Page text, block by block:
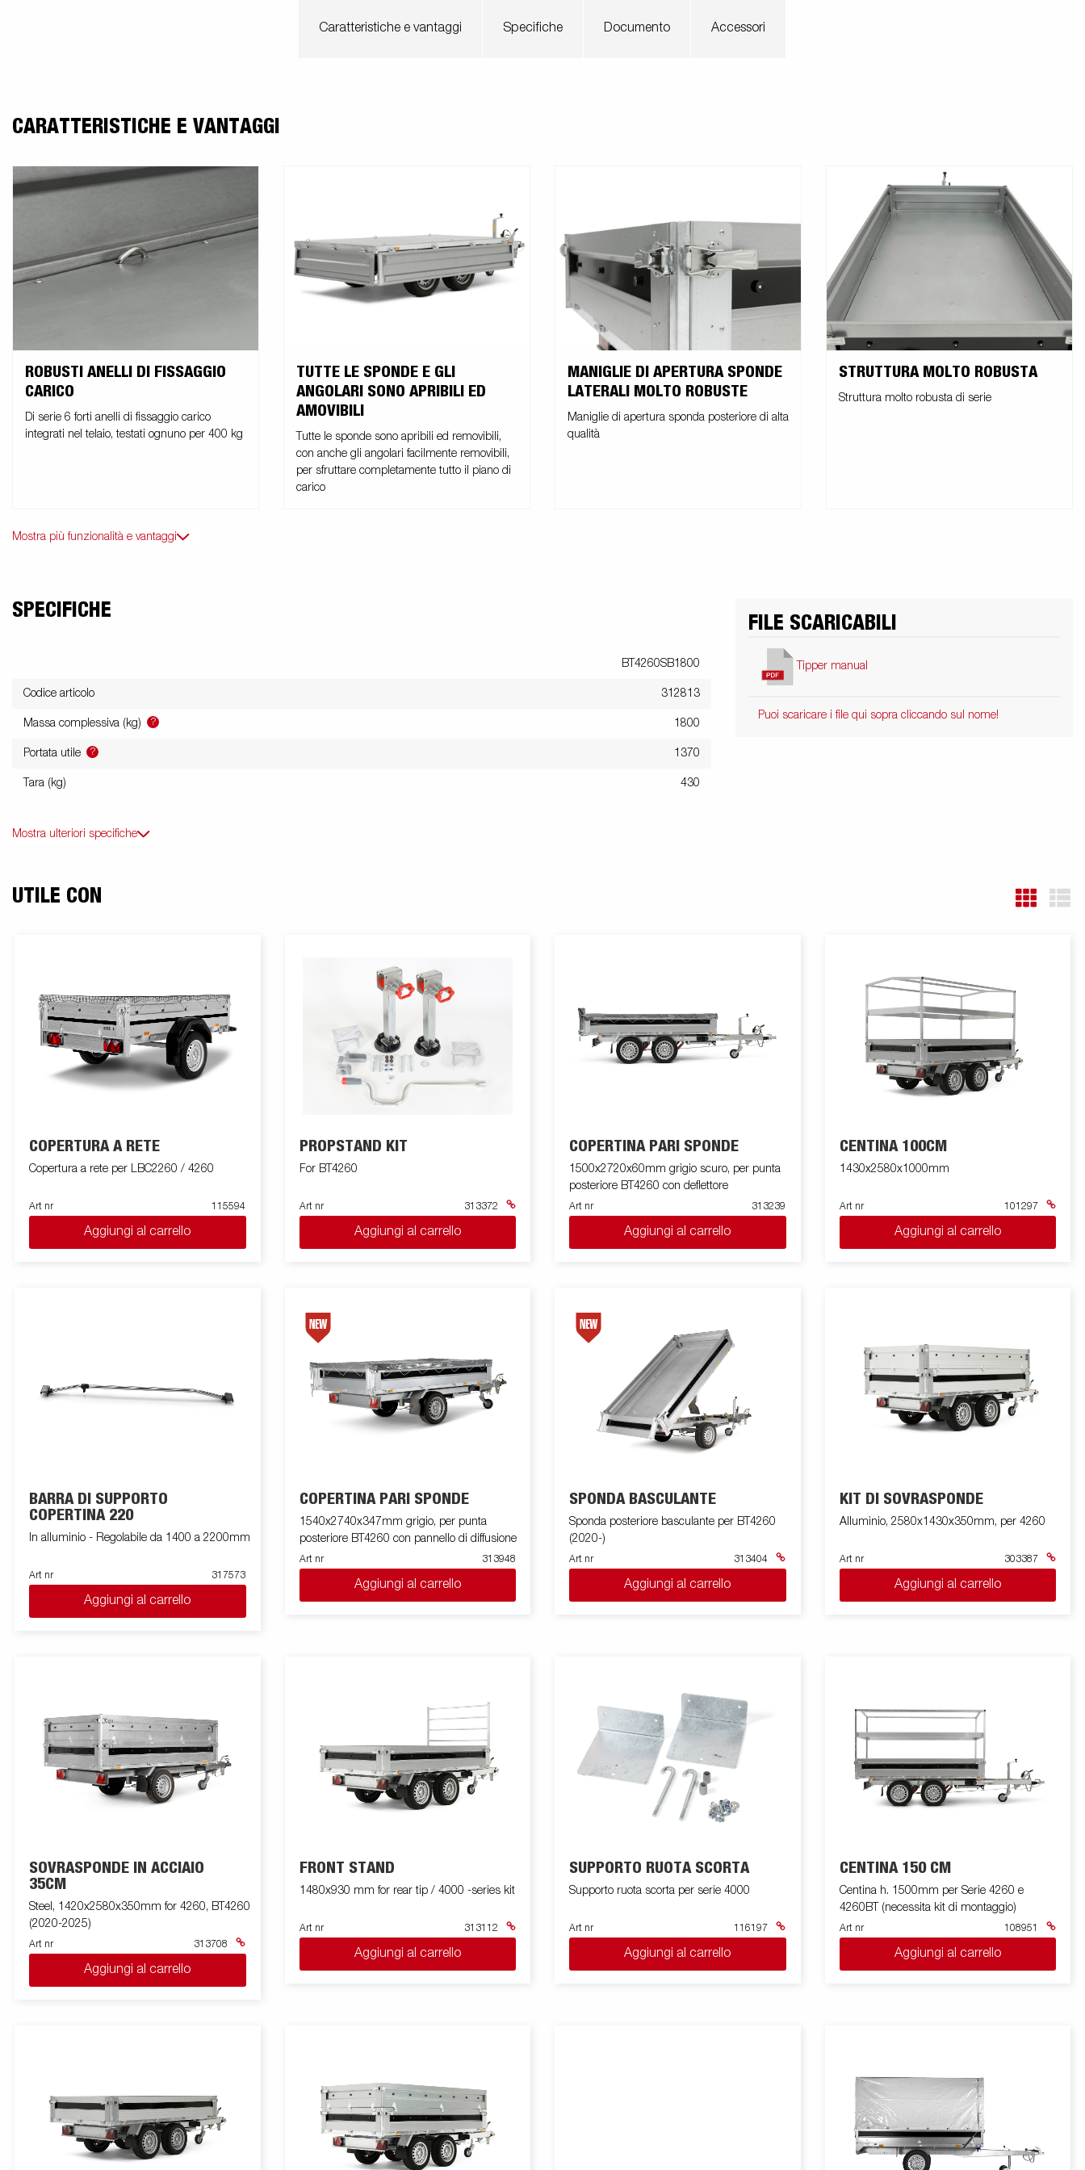
Caratteristiche e vantaggi Specifiche Documento Accessori
CARATTERISTICHE E VANTAGGI
ROBUSTI ANELLI DI FISSAGGIO
CARICO
Di serie 6 forti anelli di fissaggio carico
integrati nel telaio, testati ognuno per 400 kg
TUTTE LE SPONDE E GLI
ANGOLARI SONO APRIBILI ED
AMOVIBILI
Tutte le sponde sono apribili ed removibili,
con anche gli angolari facilmente removibili,
per sfruttare completamente tutto il piano di
carico
MANIGLIE DI APERTURA SPONDE
LATERALI MOLTO ROBUSTE
Maniglie di apertura sponda posteriore di alta
qualità
STRUTTURA MOLTO ROBUSTA
Struttura molto robusta di serie
Mostra più funzionalità e vantaggi
SPECIFICHE
BT4260SB1800
Codice articolo 312813
Massa complessiva (kg) ? 1800
Portata utile ? 1370
Tara (kg) 430
Mostra ulteriori specifiche
FILE SCARICABILI
Tipper manual
Puoi scaricare i file qui sopra cliccando sul nome!
UTILE CON
COPERTURA A RETE
Copertura a rete per LBC2260 / 4260
Art nr 115594
Aggiungi al carrello
PROPSTAND KIT
For BT4260
Art nr 313372
Aggiungi al carrello
COPERTINA PARI SPONDE
1500x2720x60mm grigio scuro, per punta
posteriore BT4260 con deflettore
Art nr 313239
Aggiungi al carrello
CENTINA 100CM
1430x2580x1000mm
Art nr 101297
Aggiungi al carrello
BARRA DI SUPPORTO
COPERTINA 220
In alluminio - Regolabile da 1400 a 2200mm
Art nr 317573
Aggiungi al carrello
COPERTINA PARI SPONDE
1540x2740x347mm grigio, per punta
posteriore BT4260 con pannello di diffusione
Art nr 313948
Aggiungi al carrello
SPONDA BASCULANTE
Sponda posteriore basculante per BT4260
(2020-)
Art nr 313404
Aggiungi al carrello
KIT DI SOVRASPONDE
Alluminio, 2580x1430x350mm, per 4260
Art nr 303387
Aggiungi al carrello
SOVRASPONDE IN ACCIAIO
35CM
Steel, 1420x2580x350mm for 4260, BT4260
(2020-2025)
Art nr 313708
Aggiungi al carrello
FRONT STAND
1480x930 mm for rear tip / 4000 -series kit
Art nr 313112
Aggiungi al carrello
SUPPORTO RUOTA SCORTA
Supporto ruota scorta per serie 4000
Art nr 116197
Aggiungi al carrello
CENTINA 150 CM
Centina h. 1500mm per Serie 4260 e
4260BT (necessita kit di montaggio)
Art nr 108951
Aggiungi al carrello